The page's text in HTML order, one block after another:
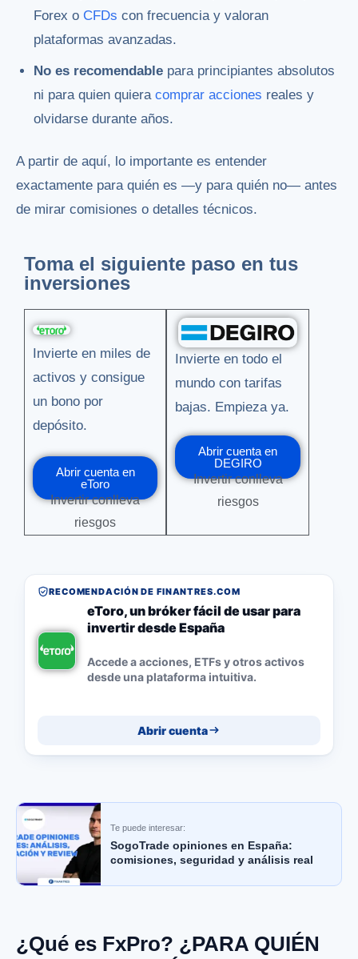
Forex o CFDs con frecuencia y valoran
plataformas avanzadas.
No es recomendable para principiantes absolutos
ni para quien quieracomprar acciones reales y
olvidarse durante años.
A partir de aquí, lo importante es entender
exactamente para quién es —y para quién no— antes
de mirar comisiones o detalles técnicos.
Toma el siguiente paso en tus
inversiones
Invierte en miles de
activos y consigue
un bono por
depósito.
Abrir cuenta en
eToro
Invertir conlleva
riesgos
Invierte en todo el
mundo con tarifas
bajas. Empieza ya.
Abrir cuenta en
DEGIRO
Invertir conlleva
riesgos
RECOMENDACIÓN DE FINANTRES.COM
eToro, un bróker fácil de usar para
invertir desde España
Accede a acciones, ETFs y otros activos
desde una plataforma intuitiva.
Abrir cuenta
Te puede interesar:
SogoTrade opiniones en España:
comisiones, seguridad y análisis real
¿Qué es FxPro? ¿PARA QUIÉN